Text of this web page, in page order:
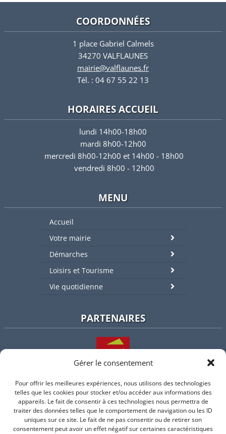
Gérer le consentement
Pour offrir les meilleures expériences, nous utilisons des technologies
telles que les cookies pour stocker et/ou accéder aux informations des
appareils. Le fait de consentir à ces technologies nous permettra de
traiter des données telles que le comportement de navigation ou les ID
uniques sur ce site. Le fait de ne pas consentir ou de retirer son
consentement peut avoir un effet négatif sur certaines caractéristiques
COORDONNÉES
1 place Gabriel Calmels
34270 VALFLAUNES
mairie@valflaunes.fr
Tél. : 04 67 55 22 13
HORAIRES ACCUEIL
lundi 14h00-18h00
mardi 8h00-12h00
mercredi 8h00-12h00 et 14h00 - 18h00
vendredi 8h00 - 12h00
MENU
Accueil
Votre mairie
Démarches
Loisirs et Tourisme
Vie quotidienne
PARTENAIRES
L'intercommunalité
Intramuros